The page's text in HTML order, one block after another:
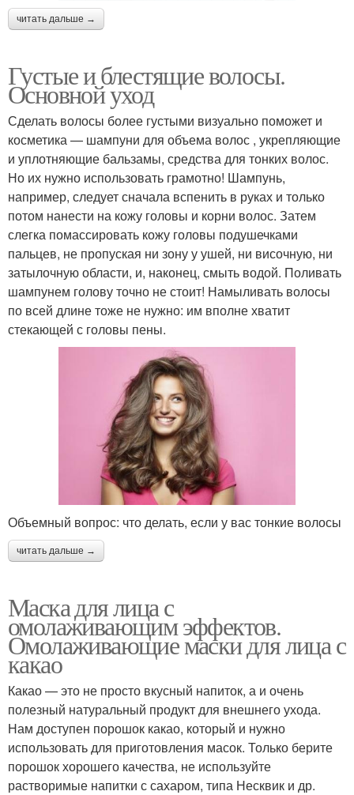
читать дальше →
Густые и блестящие волосы.
Основной уход
Сделать волосы более густыми визуально поможет и
косметика — шампуни для объема волос , укрепляющие
и уплотняющие бальзамы, средства для тонких волос.
Но их нужно использовать грамотно! Шампунь,
например, следует сначала вспенить в руках и только
потом нанести на кожу головы и корни волос. Затем
слегка помассировать кожу головы подушечками
пальцев, не пропуская ни зону у ушей, ни височную, ни
затылочную области, и, наконец, смыть водой. Поливать
шампунем голову точно не стоит! Намыливать волосы
по всей длине тоже не нужно: им вполне хватит
стекающей с головы пены.
Объемный вопрос: что делать, если у вас тонкие волосы
читать дальше →
Маска для лица с
омолаживающим эффектов.
Омолаживающие маски для лица с
какао
Какао — это не просто вкусный напиток, а и очень
полезный натуральный продукт для внешнего ухода.
Нам доступен порошок какао, который и нужно
использовать для приготовления масок. Только берите
порошок хорошего качества, не используйте
растворимые напитки с сахаром, типа Несквик и др.